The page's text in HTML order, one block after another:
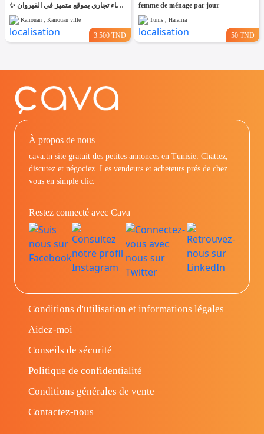
✨ للّكراء فضاء تجاري بموقع متميز في القيروان ✨
Kairouan , Kairouan ville
3.500 TND
femme de ménage par jour
Tunis , Harairia
50 TND
À propos de nous
cava.tn site gratuit des petites annonces en Tunisie: Chattez,
discutez et négociez. Les vendeurs et acheteurs prés de chez
vous en simple clic.
Restez connecté avec Cava
Conditions d'utilisation et informations légales
Aidez-moi
Conseils de sécurité
Politique de confidentialité
Conditions générales de vente
Contactez-nous